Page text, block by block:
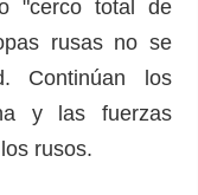
"cerco total de
rusas no se
Continúan los
y las fuerzas
rusos.